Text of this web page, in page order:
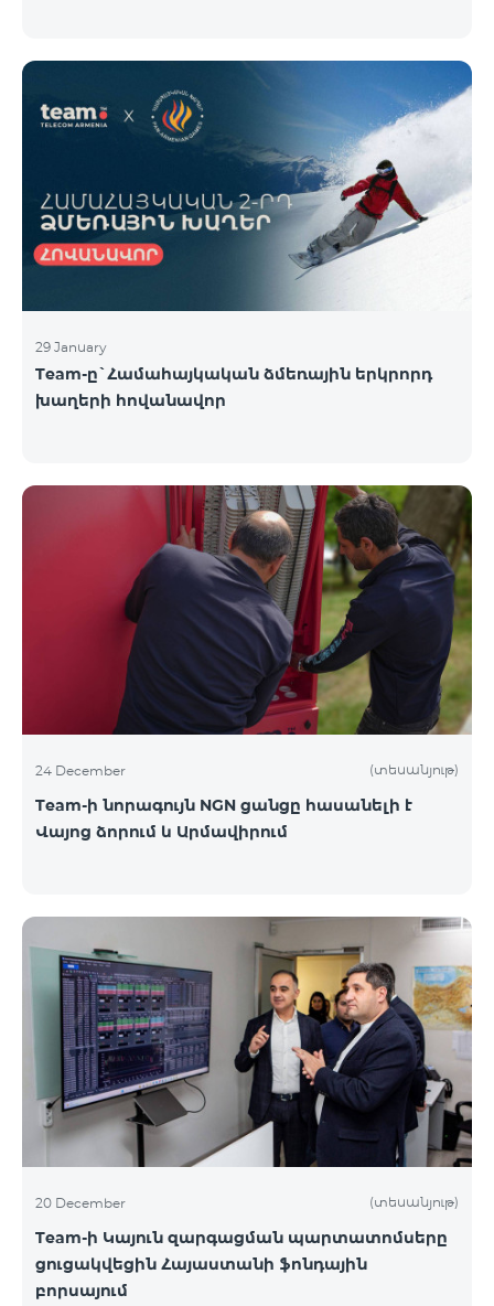
29 January
Team-ը`Համահայկական ձմեռային երկրորդ
խաղերի հովանավոր
24 December (տեսանյութ)
Team-ի նորագույն NGN ցանցը հասանելի է
Վայոց ձորում և Արմավիրում
20 December (տեսանյութ)
Team-ի Կայուն զարգացման պարտատոմսերը
ցուցակվեցին Հայաստանի ֆոնդային
բորսայում